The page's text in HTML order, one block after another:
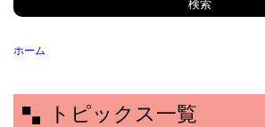
ホーム
トピックス一覧